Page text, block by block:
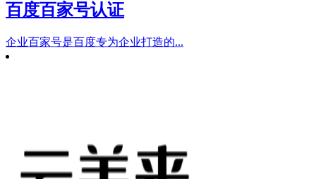
百度百家号认证
企业百家号是百度专为企业打造的...